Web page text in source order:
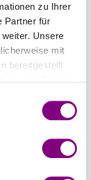
zu Ihrer
Partner für
Unsere
mit
bereitgestellt